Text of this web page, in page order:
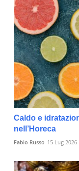
Caldo e
nell’Horeca
Fabio Russo 15 Lug 2026